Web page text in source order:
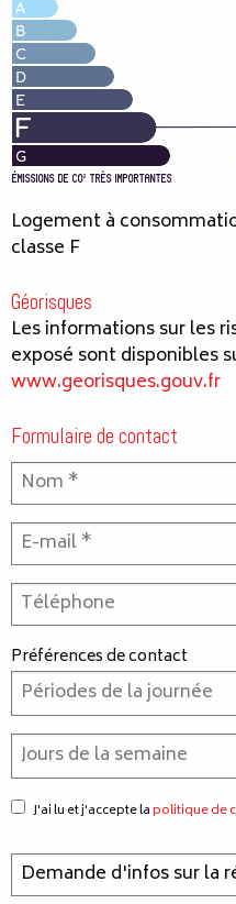
Logement à
classe F
Géorisques
Les informations sur les
exposé sont disponibles
www.georisques.gouv.fr
Formulaire de contact
Préférences de contact
J'ai lu et j'accepte lapolitique de